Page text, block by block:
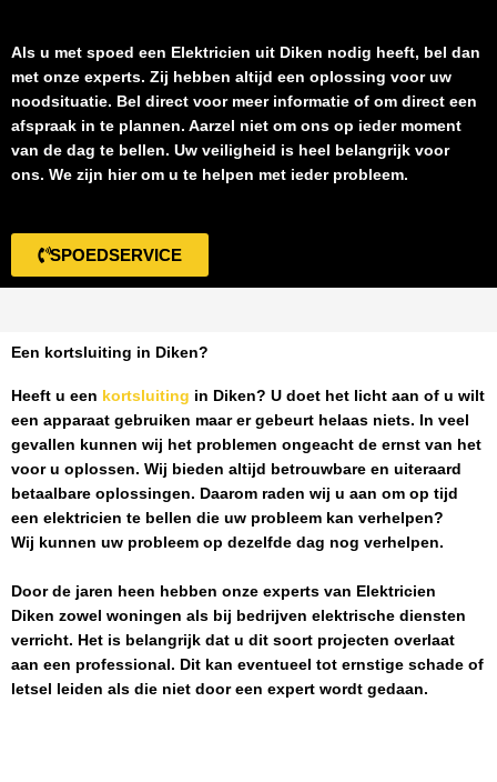
Als u met spoed een Elektricien uit Diken nodig heeft, bel dan
met onze experts. Zij hebben altijd een oplossing voor uw
noodsituatie. Bel direct voor meer informatie of om direct een
afspraak in te plannen. Aarzel niet om ons op ieder moment
van de dag te bellen. Uw veiligheid is heel belangrijk voor
ons. We zijn hier om u te helpen met ieder probleem.
SPOEDSERVICE
Een kortsluiting in Diken?
Heeft u een kortsluiting in Diken? U doet het licht aan of u wilt
een apparaat gebruiken maar er gebeurt helaas niets. In veel
gevallen kunnen wij het problemen ongeacht de ernst van het
voor u oplossen. Wij bieden altijd betrouwbare en uiteraard
betaalbare oplossingen. Daarom raden wij u aan om op tijd
een elektricien te bellen die uw probleem kan verhelpen?
Wij kunnen uw probleem op dezelfde dag nog verhelpen.
Door de jaren heen hebben onze experts van Elektricien
Diken zowel woningen als bij bedrijven elektrische diensten
verricht. Het is belangrijk dat u dit soort projecten overlaat
aan een professional. Dit kan eventueel tot ernstige schade of
letsel leiden als die niet door een expert wordt gedaan.